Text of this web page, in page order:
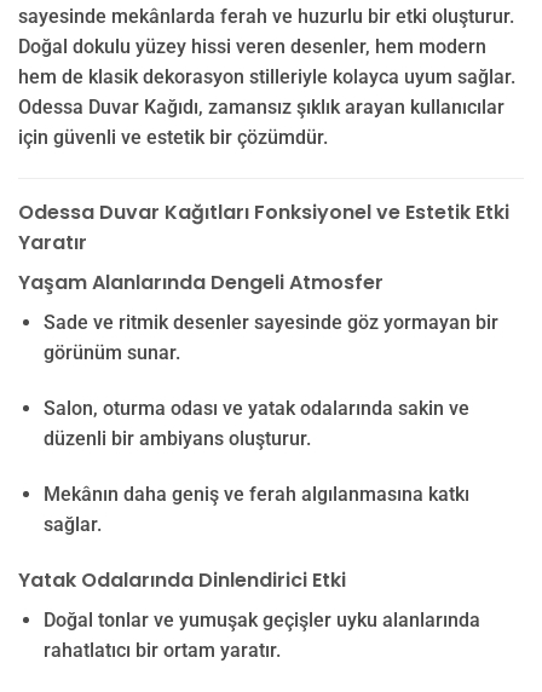
sayesinde mekânlarda ferah ve huzurlu bir etki oluşturur.
Doğal dokulu yüzey hissi veren desenler, hem modern
hem de klasik dekorasyon stilleriyle kolayca uyum sağlar.
Odessa Duvar Kağıdı, zamansız şıklık arayan kullanıcılar
için güvenli ve estetik bir çözümdür.
Odessa Duvar Kağıtları Fonksiyonel ve Estetik Etki
Yaratır
Yaşam Alanlarında Dengeli Atmosfer
Sade ve ritmik desenler sayesinde göz yormayan bir
görünüm sunar.
Salon, oturma odası ve yatak odalarında sakin ve
düzenli bir ambiyans oluşturur.
Mekânın daha geniş ve ferah algılanmasına katkı
sağlar.
Yatak Odalarında Dinlendirici Etki
Doğal tonlar ve yumuşak geçişler uyku alanlarında
rahatlatıcı bir ortam yaratır.